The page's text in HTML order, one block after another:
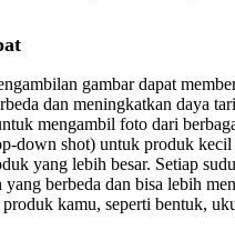
gambar dapat
dan meningkatkan daya
mengambil foto dari
down shot) untuk produk kecil
yang lebih besar. Setiap
yang berbeda dan bisa lebih
kamu, seperti bentuk,